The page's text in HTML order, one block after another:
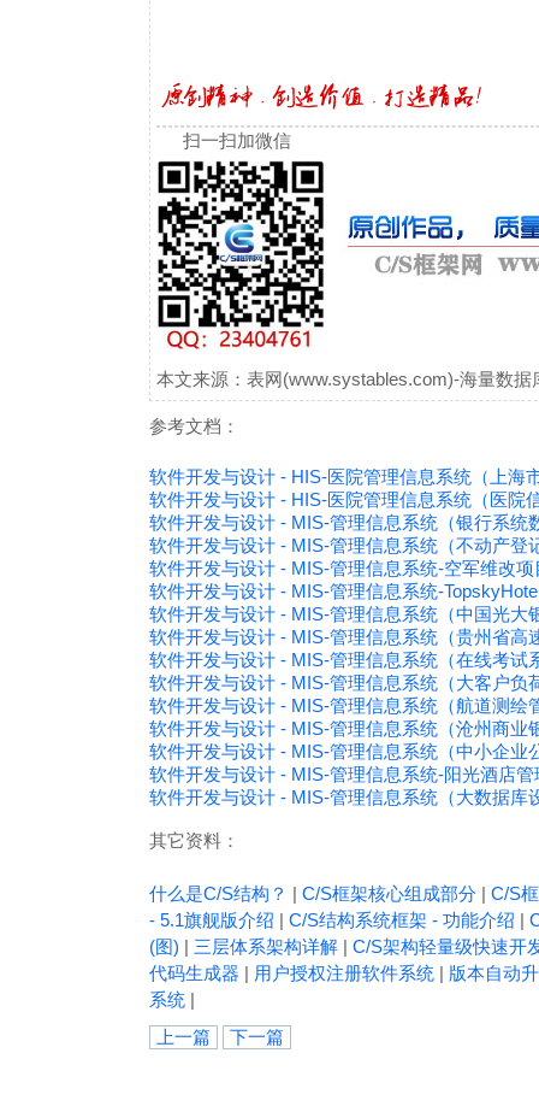
扫一扫加微信
本文来源：表网(www.systables.com)-海量数
参考文档：
软件开发与设计 - HIS-医院管理信息系统（上海
软件开发与设计 - HIS-医院管理信息系统（医院
软件开发与设计 - MIS-管理信息系统（银行系统
软件开发与设计 - MIS-管理信息系统（不动产登
软件开发与设计 - MIS-管理信息系统-空军维改
软件开发与设计 - MIS-管理信息系统-
软件开发与设计 - MIS-管理信息系统（中国光
软件开发与设计 - MIS-管理信息系统（贵州省
软件开发与设计 - MIS-管理信息系统（在线考试
软件开发与设计 - MIS-管理信息系统（大客户负
软件开发与设计 - MIS-管理信息系统（航道测绘
软件开发与设计 - MIS-管理信息系统（沧州商业
软件开发与设计 - MIS-管理信息系统（中小企业
软件开发与设计 - MIS-管理信息系统-阳光酒店
软件开发与设计 - MIS-管理信息系统（大数据库
其它资料：
什么是C/S结构？ | C/S框架核心组成部分 | C/S
- 5.1旗舰版介绍 | C/S结构系统框架 - 功能介绍 |
(图) | 三层体系架构详解 | C/S架构轻量级快速开
代码生成器 | 用户授权注册软件系统 | 版本自动
系统 |
上一篇
下一篇